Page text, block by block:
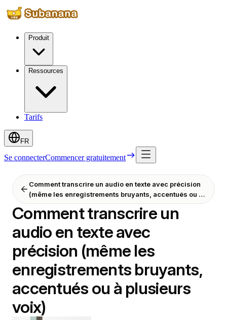
Produit
Ressources
Tarifs
FR
Se connecterCommencer gratuitement
Comment transcrire un audio en texte avec précision
(même les enregistrements bruyants, accentués ou à
plusieurs voix)
Comment transcrire un
audio en texte avec
précision (même les
enregistrements bruyants,
accentués ou à plusieurs
voix)